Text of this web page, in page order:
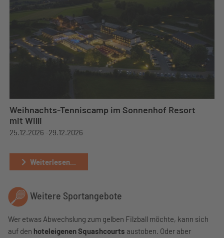
Weihnachts-Tenniscamp im Sonnenhof Resort
mit Willi
25.12.2026 -29.12.2026
Weiterlesen...
Weitere Sportangebote
Wer etwas Abwechslung zum gelben Filzball möchte, kann sich
auf den hoteleigenen Squashcourts austoben. Oder aber